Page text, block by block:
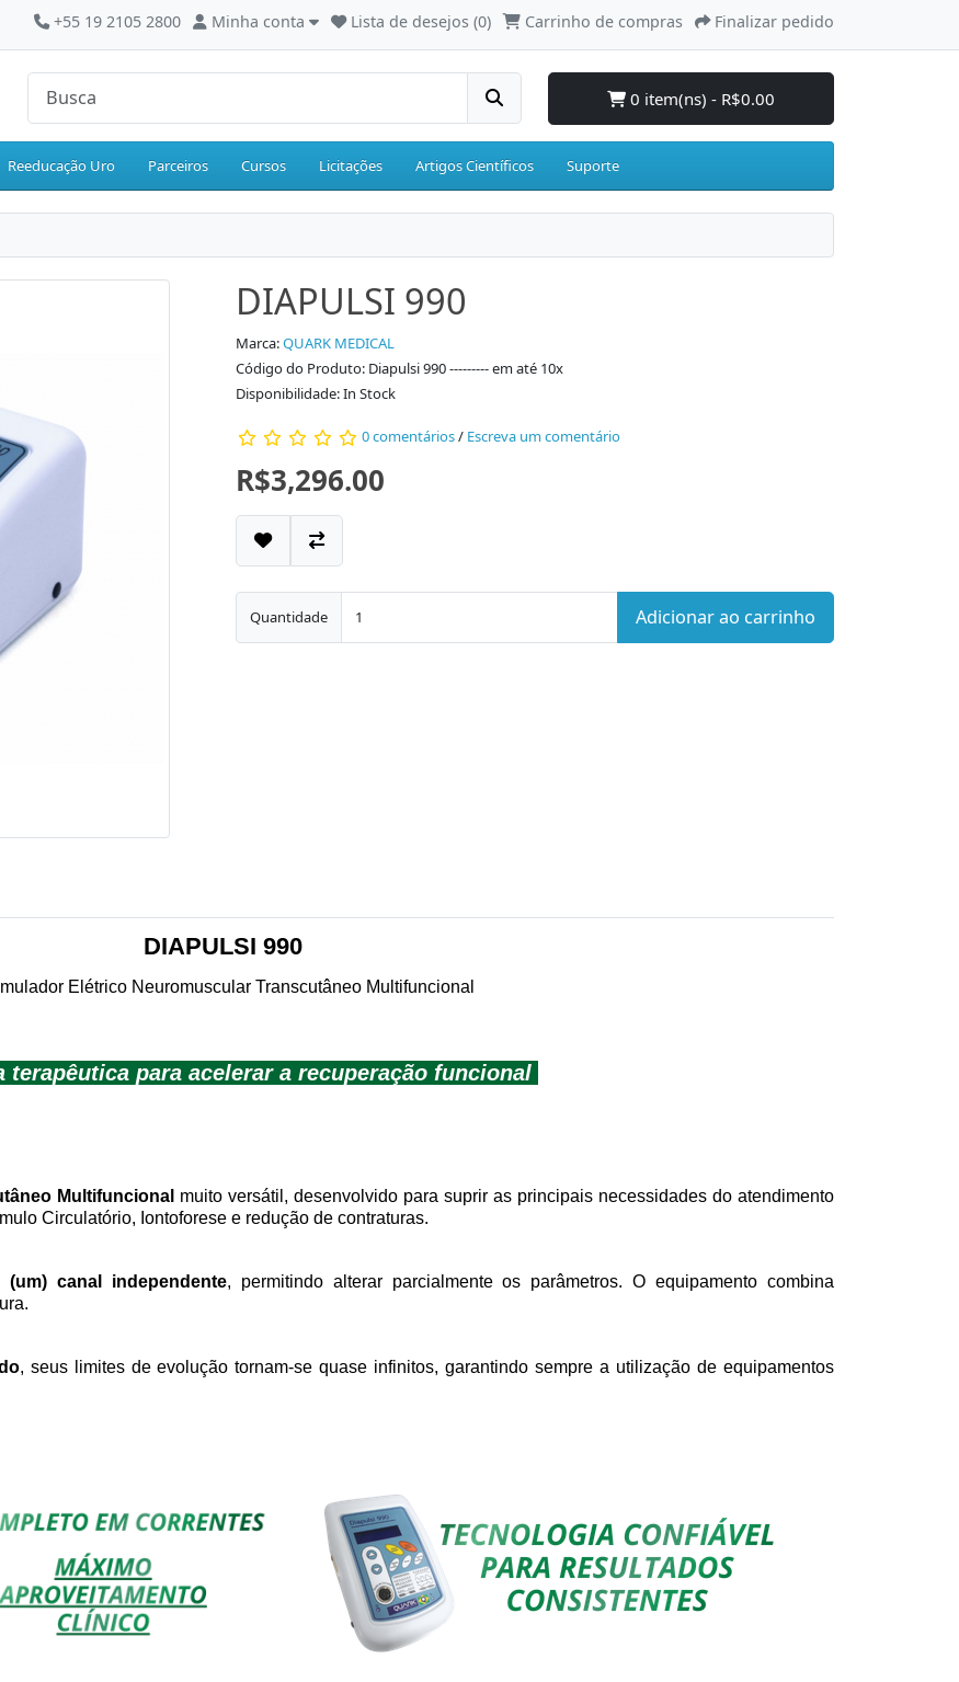
+55 19 2105 2800 Minha conta Lista de desejos (0) Carrinho de compras Finalizar pedido
0 item(ns) - R$0.00
Reeducação Uro Parceiros Cursos Licitações Artigos Científicos Suporte
DIAPULSI 990
Marca:QUARK MEDICAL
Código do Produto: Diapulsi 990 --------- em até 10x
Disponibilidade: In Stock
0 comentários/ Escreva um comentário
R$3,296.00
Quantidade Adicionar ao carrinho
DIAPULSI 990
Elétrico Neuromuscular Transcutâneo Multifuncional
terapêutica para acelerar a recuperação funcional
Multifuncional muito versátil, desenvolvido para suprir as principais necessidades do atendimento
Circulatório, Iontoforese e redução de contraturas.
(um) canal independente, permitindo alterar parcialmente os parâmetros. O equipamento combina
, seus limites de evolução tornam-se quase infinitos, garantindo sempre a utilização de equipamentos